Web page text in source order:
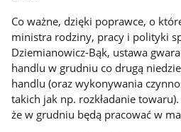
Co ważne, dzięki poprawce, o
ministra rodziny, pracy i polityki
Dziemianowicz-Bąk, ustawa
handlu w grudniu co drugą
handlu (oraz wykonywania
takich jak np. rozkładanie
że w grudniu będą pracować w